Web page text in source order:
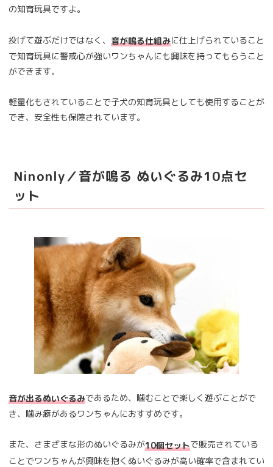
の知育玩具ですよ。
投げて遊ぶだけではなく、 音が鳴る仕組みに仕上げられていること
で知育玩具に警戒心が強いワンちゃんにも興味を持ってもらうこと
ができます。
軽量化もされていることで子犬の知育玩具としても使用することが
でき、安全性も保障されています。
Ninonly／音が鳴る ぬいぐるみ10点セ
ット
音が出るぬいぐるみであるため、噛むことで楽しく遊ぶことがで
き、噛み癖があるワンちゃんにおすすめです。
また、さまざまな形のぬいぐるみが10個セットで販売されている
ことでワンちゃんが興味を抱くぬいぐるみが高い確率で含まれてい